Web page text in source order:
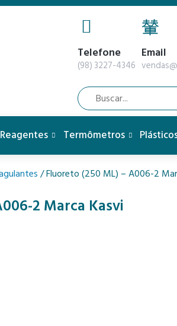
Telefone
(98) 3227-4346
Email
Reagentes Termômetros
/ Fluoreto (250 ML) – A006-2
2 Marca Kasvi